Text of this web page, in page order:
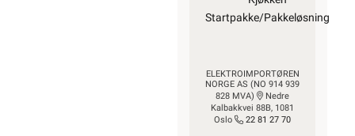
Startpakke/Pakkeløsning
ELEKTROIMPORTØREN
NORGE AS (NO 914 939
828 MVA)
Nedre
Kalbakkvei 88B, 1081
Oslo
22 81 27 70